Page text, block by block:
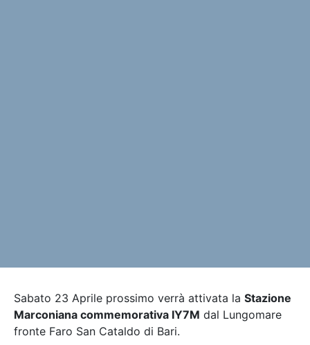
Sabato 23 Aprile prossimo verrà attivata la Stazione
Marconiana commemorativa IY7M dal Lungomare
fronte Faro San Cataldo di Bari.